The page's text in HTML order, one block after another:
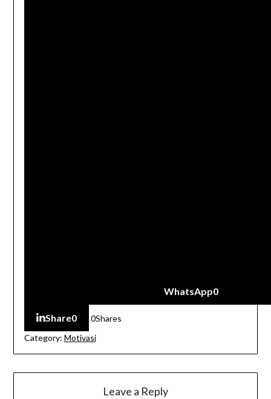
WhatsApp0
Share0 0Shares
Category: Motivasi
Leave a Reply